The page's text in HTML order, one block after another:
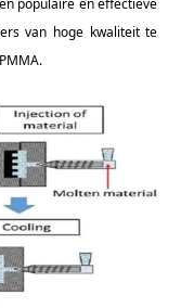
van hoge kwaliteit te